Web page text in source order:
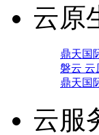
云原
鼎天国
磐云 云
鼎天国
云服